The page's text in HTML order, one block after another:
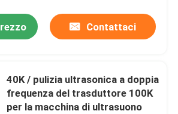
Contattaci
40K / pulizia ultrasonica a doppia
frequenza del trasduttore 100K
per la macchina di ultrasuono